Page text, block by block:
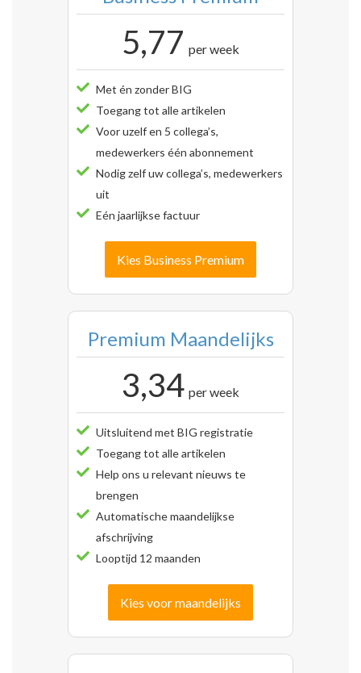
5,77 per week
Met én zonder BIG
Toegang tot alle artikelen
Voor uzelf en 5 collega’s,
medewerkers één abonnement
Nodig zelf uw collega’s, medewerkers
uit
Eén jaarlijkse factuur
Kies Business Premium
Premium Maandelijks
3,34 per week
Uitsluitend met BIG registratie
Toegang tot alle artikelen
Help ons u relevant nieuws te
brengen
Automatische maandelijkse
afschrijving
Looptijd 12 maanden
Kies voor maandelijks